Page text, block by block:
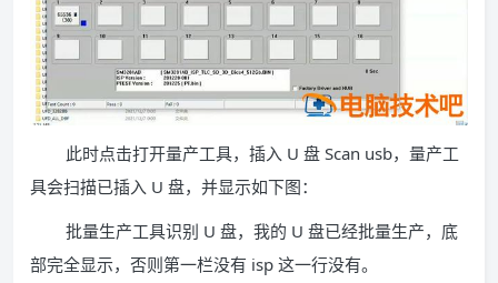
此时点击打开量产工具，插入 U 盘 Scan usb，量产工
具会扫描已插入 U 盘，并显示如下图：
批量生产工具识别 U 盘，我的 U 盘已经批量生产，底
部完全显示，否则第一栏没有 isp 这一行没有。